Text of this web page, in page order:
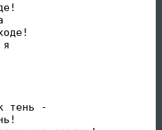
я
тень -